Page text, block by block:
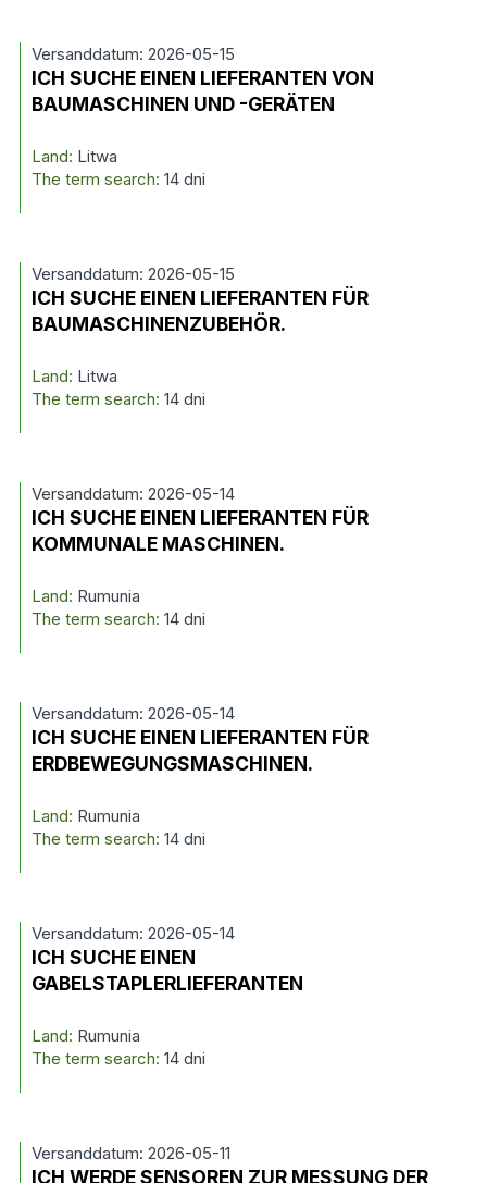
Versanddatum: 2026-05-15
ICH SUCHE EINEN LIEFERANTEN VON
BAUMASCHINEN UND -GERÄTEN
Land: Litwa
The term search: 14 dni
Versanddatum: 2026-05-15
ICH SUCHE EINEN LIEFERANTEN FÜR
BAUMASCHINENZUBEHÖR.
Land: Litwa
The term search: 14 dni
Versanddatum: 2026-05-14
ICH SUCHE EINEN LIEFERANTEN FÜR
KOMMUNALE MASCHINEN.
Land: Rumunia
The term search: 14 dni
Versanddatum: 2026-05-14
ICH SUCHE EINEN LIEFERANTEN FÜR
ERDBEWEGUNGSMASCHINEN.
Land: Rumunia
The term search: 14 dni
Versanddatum: 2026-05-14
ICH SUCHE EINEN
GABELSTAPLERLIEFERANTEN
Land: Rumunia
The term search: 14 dni
Versanddatum: 2026-05-11
ICH WERDE SENSOREN ZUR MESSUNG DER